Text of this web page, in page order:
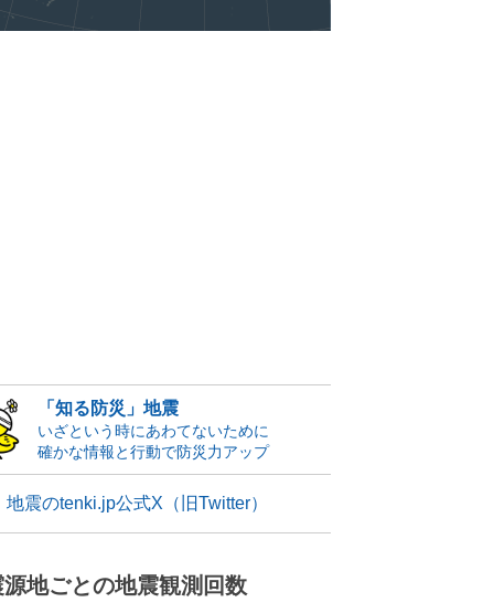
「知る防災」地震
いざという時にあわてないために
確かな情報と行動で防災力アップ
地震のtenki.jp公式X（旧Twitter）
源地ごとの地震観測回数